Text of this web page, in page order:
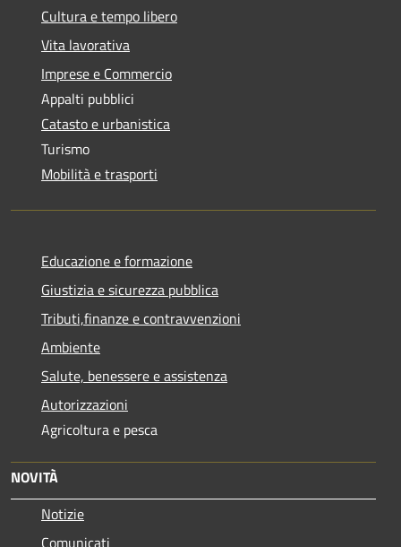
Cultura e tempo libero
Vita lavorativa
Imprese e Commercio
Appalti pubblici
Catasto e urbanistica
Turismo
Mobilità e trasporti
Educazione e formazione
Giustizia e sicurezza pubblica
Tributi,finanze e contravvenzioni
Ambiente
Salute, benessere e assistenza
Autorizzazioni
Agricoltura e pesca
NOVITÀ
Notizie